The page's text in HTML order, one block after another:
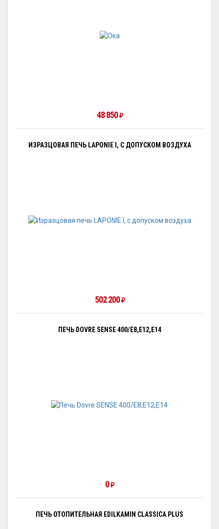
48 850₽
ИЗРАЗЦОВАЯ ПЕЧЬ LAPONIE I, С ДОПУСКОМ ВОЗДУХА
502 200₽
ПЕЧЬ DOVRE SENSE 400/E8,E12,E14
0₽
ПЕЧЬ ОТОПИТЕЛЬНАЯ EDILKAMIN CLASSICA PLUS